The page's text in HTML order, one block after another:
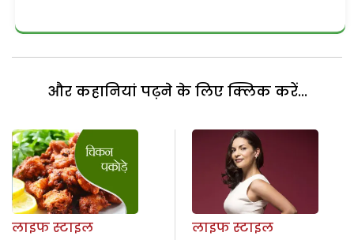
और कहानियां पढ़ने के लिए क्लिक करें...
लाइफ स्टाइल
लाइफ स्टाइल